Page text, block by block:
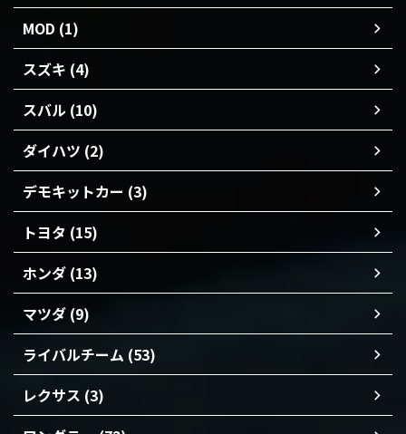
MOD (1)
スズキ (4)
スバル (10)
ダイハツ (2)
デモキットカー (3)
トヨタ (15)
ホンダ (13)
マツダ (9)
ライバルチーム (53)
レクサス (3)